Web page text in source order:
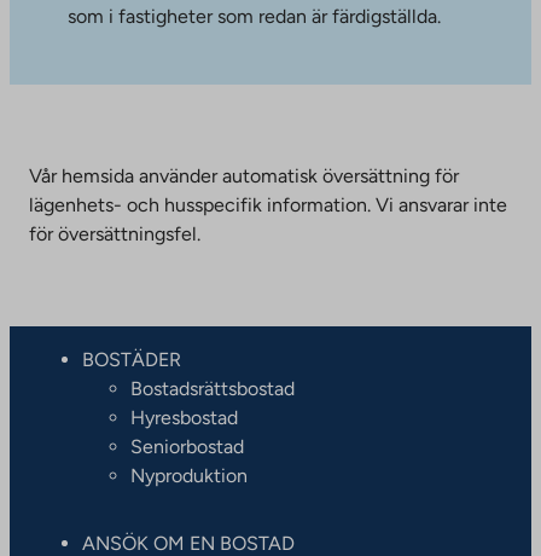
som i fastigheter som redan är färdigställda.
Vår hemsida använder automatisk översättning för
lägenhets- och husspecifik information. Vi ansvarar inte
för översättningsfel.
BOSTÄDER
Bostadsrättsbostad
Hyresbostad
Seniorbostad
Nyproduktion
ANSÖK OM EN BOSTAD